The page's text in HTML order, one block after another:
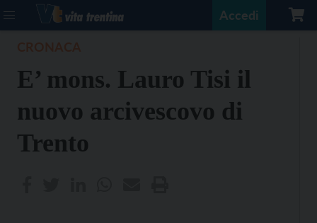
Accedi
E’ mons. Lauro Tisi il
nuovo arcivescovo di
Trento